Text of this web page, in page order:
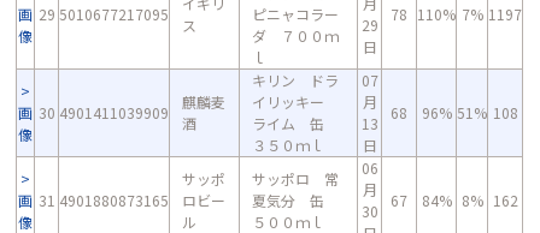
画
像
29 5010677217095
ス
ピニャコラー
ダ ７００ｍ
ｌ
29
日
78 110% 7% 1197
画
像
30 4901411039909
麒麟麦
酒
キリン ドラ
イリッキー
ライム 缶
３５０ｍｌ
07
月
13
日
68 96% 51% 108
画
像
31 4901880873165
サッポ
ロビー
ル
サッポロ 常
夏気分 缶
５００ｍｌ
06
月
30
67 84% 8% 162